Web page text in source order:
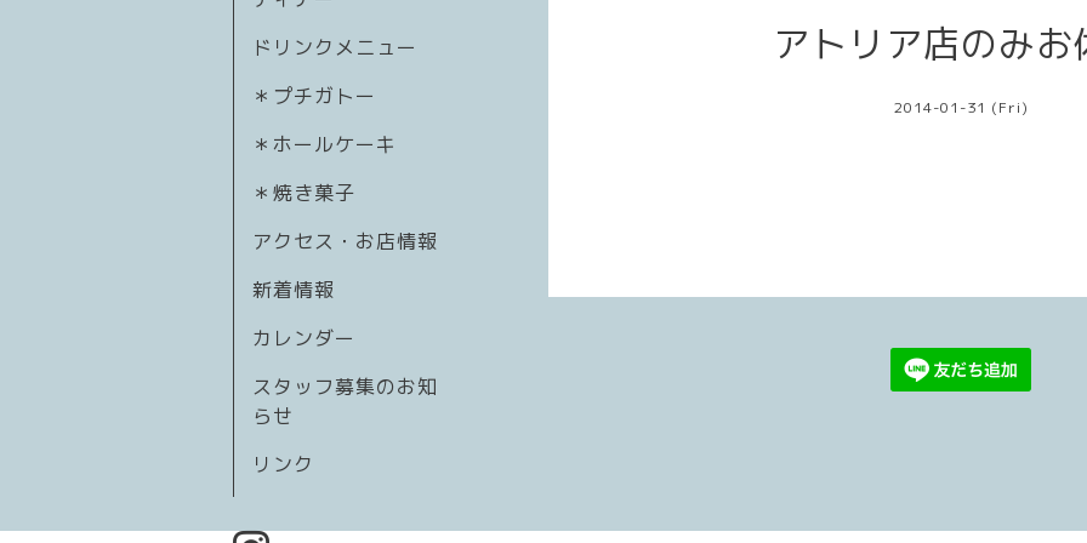
ドリンクメニュー
＊プチガトー
＊ホールケーキ
＊焼き菓子
アクセス・お店情報
新着情報
カレンダー
スタッフ募集のお知
らせ
リンク
アトリア店のみお
2014-01-31 (Fri)